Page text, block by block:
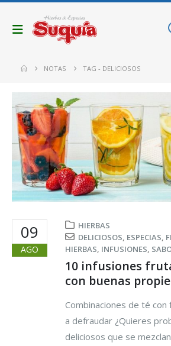
NOTAS TAG - DELICIOSOS
09
AGO
HIERBAS
DELICIOSOS, ESPECIAS,
HIERBAS, INFUSIONES,
10 infusiones
con buenas
Combinaciones de té
a defraudar ¿Quieres
deliciosos que se